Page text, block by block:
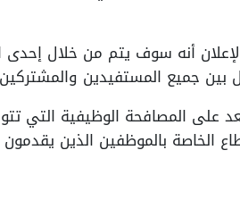
أنه سوف يتم من خلال إحدى
بين جميع المستفيدين
على المصافحة الوظيفية التي
الخاصة بالموظفين الذين